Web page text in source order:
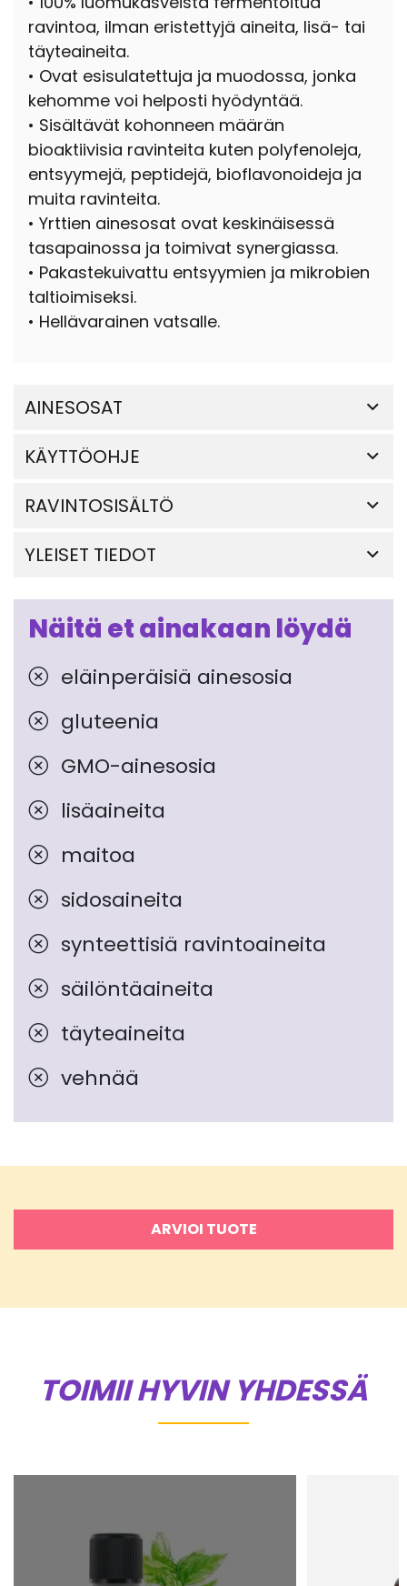
ravintoa, ilman eristettyjä aineita, lisä- tai
täyteaineita.
• Ovat esisulatettuja ja muodossa, jonka
kehomme voi helposti hyödyntää.
• Sisältävät kohonneen määrän
bioaktiivisia ravinteita kuten polyfenoleja,
entsyymejä, peptidejä, bioflavonoideja ja
muita ravinteita.
• Yrttien ainesosat ovat keskinäisessä
tasapainossa ja toimivat synergiassa.
• Pakastekuivattu entsyymien ja mikrobien
taltioimiseksi.
• Hellävarainen vatsalle.
AINESOSAT
KÄYTTÖOHJE
RAVINTOSISÄLTÖ
YLEISET TIEDOT
Näitä et ainakaan löydä
eläinperäisiä ainesosia
gluteenia
GMO-ainesosia
lisäaineita
maitoa
sidosaineita
synteettisiä ravintoaineita
säilöntäaineita
täyteaineita
vehnää
ARVIOI TUOTE
TOIMII HYVIN YHDESSÄ